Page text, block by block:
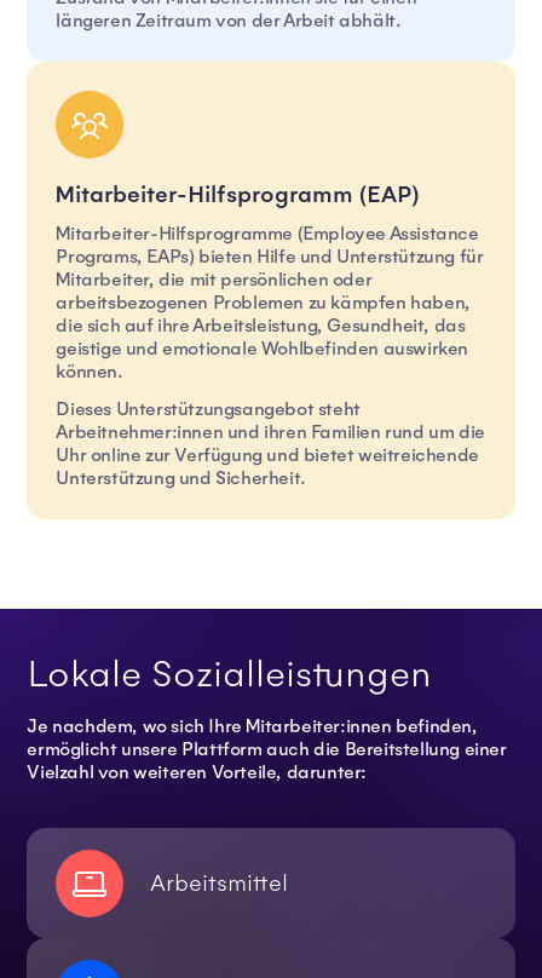
längeren Zeitraum von der Arbeit abhält.
Mitarbeiter-Hilfsprogramm (EAP)
Mitarbeiter-Hilfsprogramme (Employee Assistance
Programs, EAPs) bieten Hilfe und Unterstützung für
Mitarbeiter, die mit persönlichen oder
arbeitsbezogenen Problemen zu kämpfen haben,
die sich auf ihre Arbeitsleistung, Gesundheit, das
geistige und emotionale Wohlbefinden auswirken
können.
Dieses Unterstützungsangebot steht
Arbeitnehmer:innen und ihren Familien rund um die
Uhr online zur Verfügung und bietet weitreichende
Unterstützung und Sicherheit.
Lokale Sozialleistungen
Je nachdem, wo sich Ihre Mitarbeiter:innen befinden,
ermöglicht unsere Plattform auch die Bereitstellung einer
Vielzahl von weiteren Vorteile, darunter:
Arbeitsmittel